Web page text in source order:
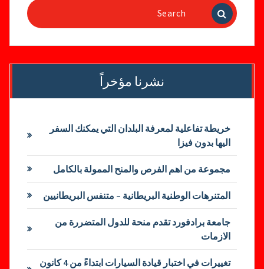
Search
for:
نشرنا مؤخراً
خريطة تفاعلية لمعرفة البلدان التي يمكنك السفر
اليها بدون فيزا
مجموعة من اهم الفرص والمنح الممولة بالكامل
المتنرهات الوطنية البريطانية – متنفس البريطانيين
جامعة برادفورد تقدم منحة للدول المتضررة من
الازمات
تغييرات في اختبار قيادة السيارات ابتداءً من 4 كانون